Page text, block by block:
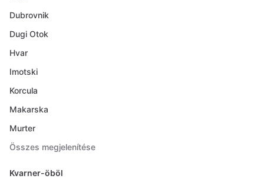
Dubrovnik
Dugi Otok
Hvar
Imotski
Korcula
Makarska
Murter
Összes megjelenítése
Kvarner-öböl